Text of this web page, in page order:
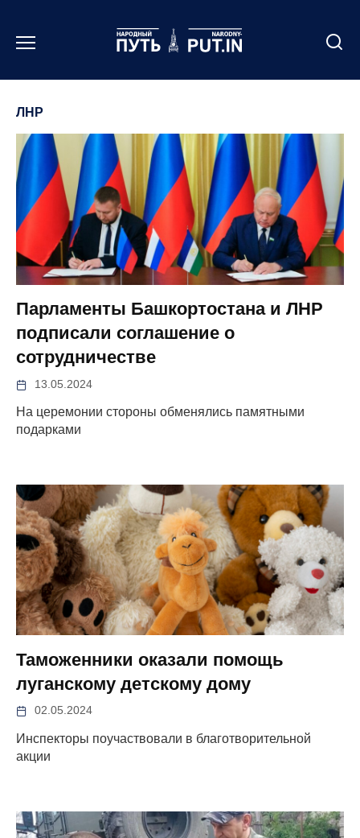
содержанию
ЛНР
Парламенты Башкортостана и ЛНР
подписали соглашение о
сотрудничестве
13.05.2024
На церемонии стороны обменялись памятными
подарками
Таможенники оказали помощь
луганскому детскому дому
02.05.2024
Инспекторы поучаствовали в благотворительной
акции